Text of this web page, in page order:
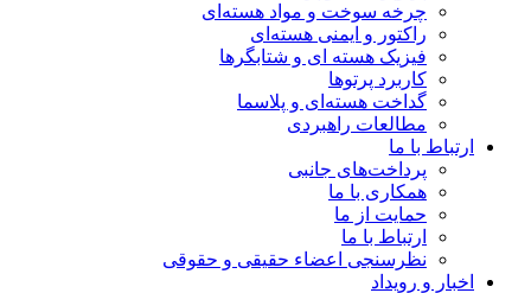
چرخه سوخت و مواد هسته‌ای
راکتور و ایمنی هسته‌ای
فیزیک هسته ای و شتابگرها
کاربرد پرتوها
گداخت هسته‌ای و پلاسما
مطالعات راهبردی
ارتباط با ما
پرداخت‌های جانبی
همکاری با ما
حمايت از ما
ارتباط با ما
نظر‌سنجی اعضاء حقیقی و حقوقی
اخبار و رويداد